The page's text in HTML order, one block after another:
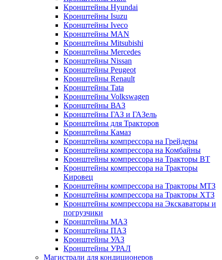
Кронштейны Hyundai
Кронштейны Isuzu
Кронштейны Iveco
Кронштейны MAN
Кронштейны Mitsubishi
Кронштейны Mеrcedes
Кронштейны Nissan
Кронштейны Peugeot
Кронштейны Renault
Кронштейны Tata
Кронштейны Volkswagen
Кронштейны ВАЗ
Кронштейны ГАЗ и ГАЗель
Кронштейны для Тракторов
Кронштейны Камаз
Кронштейны компрессора на Грейдеры
Кронштейны компрессора на Комбайны
Кронштейны компрессора на Тракторы ВТ
Кронштейны компрессора на Тракторы
Кировец
Кронштейны компрессора на Тракторы МТЗ
Кронштейны компрессора на Тракторы ХТЗ
Кронштейны компрессора на Экскаваторы и
погрузчики
Кронштейны МАЗ
Кронштейны ПАЗ
Кронштейны УАЗ
Кронштейны УРАЛ
Магистрали для кондиционеров